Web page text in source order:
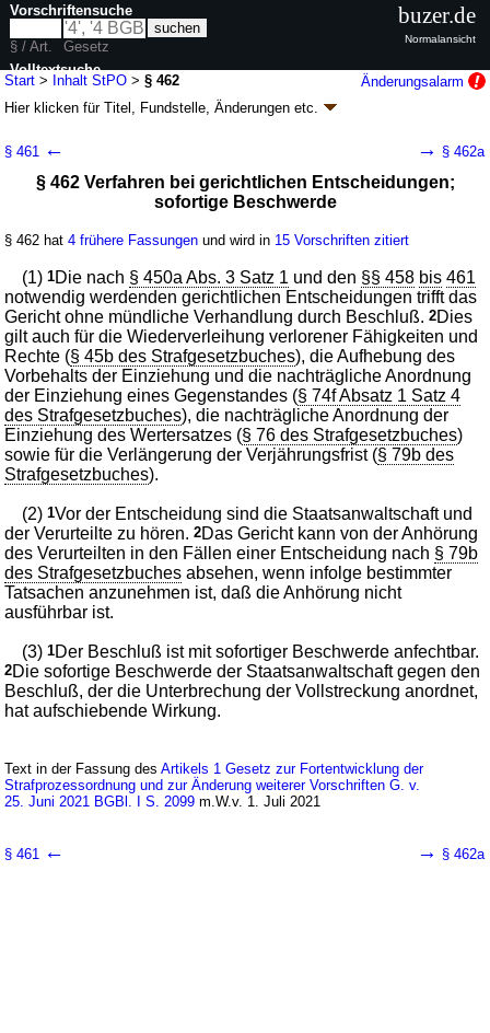
Start > Inhalt StPO >§ 462
Änderungsalarm
Hier klicken fürTitel, Fundstelle, Änderungen etc.
durchArtikel 15G. v. 03.07.2026BGBl. 2026 I Nr. 199
Geltung ab 01.01.1975; FNA: 312-2 Strafverfahren, Strafvollzug,
142 weitere Fassungen | wird in 1154 Vorschriften zitiert
Siebentes Buch Strafvollstreckung und Kosten des
Verfahrens
Erster Abschnitt Strafvollstreckung
§ 461 ← → § 462a
§ 462 Verfahren bei gerichtlichen Entscheidungen;
sofortige Beschwerde
§ 462 hat4 frühere Fassungen und wird in 15 Vorschriften zitiert
(1)1Die nach § 450a Abs. 3 Satz 1 und den §§ 458 bis 461
notwendig werdenden gerichtlichen Entscheidungen trifft das
Gericht ohne mündliche Verhandlung durch Beschluß.2Dies
gilt auch für die Wiederverleihung verlorener Fähigkeiten und
Rechte (§ 45b des Strafgesetzbuches), die Aufhebung des
Vorbehalts der Einziehung und die nachträgliche Anordnung
der Einziehung eines Gegenstandes (§ 74f Absatz 1 Satz 4
des Strafgesetzbuches), die nachträgliche Anordnung der
Einziehung des Wertersatzes (§ 76 des Strafgesetzbuches)
sowie für die Verlängerung der Verjährungsfrist (§ 79b des
Strafgesetzbuches).
(2)1Vor der Entscheidung sind die Staatsanwaltschaft und
der Verurteilte zu hören.2Das Gericht kann von der Anhörung
des Verurteilten in den Fällen einer Entscheidung nach § 79b
des Strafgesetzbuches absehen, wenn infolge bestimmter
Tatsachen anzunehmen ist, daß die Anhörung nicht
ausführbar ist.
(3)1Der Beschluß ist mit sofortiger Beschwerde anfechtbar.
2Die sofortige Beschwerde der Staatsanwaltschaft gegen den
Beschluß, der die Unterbrechung der Vollstreckung anordnet,
hat aufschiebende Wirkung.
Text in der Fassung desArtikels 1 Gesetz zur Fortentwicklung der
Strafprozessordnung und zur Änderung weiterer Vorschriften G. v.
25. Juni 2021 BGBl. I S. 2099 m.W.v. 1. Juli 2021
§ 461 ← → § 462a
Vorschriftensuche
§ / Art.
Gesetz
Volltextsuche
nur in StPO
buzer.de
Normalansicht